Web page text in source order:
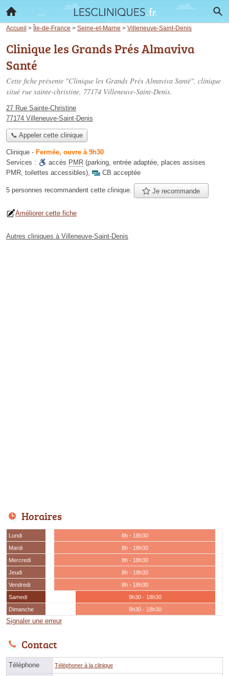
Accueil > Île-de-France > Seine-et-Marne > Villeneuve-Saint-Denis
Clinique les Grands Prés Almaviva
Santé
Cette fiche présente "Clinique les Grands Prés Almaviva Santé", clinique
situé rue sainte-christine, 77174 Villeneuve-Saint-Denis.
27 Rue Sainte-Christine
77174 Villeneuve-Saint-Denis
📞 Appeler cette clinique
Clinique - Fermée, ouvre à 9h30
Services :
accès PMR (parking, entrée adaptée, places assises
PMR, toilettes accessibles), CB acceptée
5 personnes recommandent cette clinique. Je recommande
Améliorer cette fiche
Autres cliniques à Villeneuve-Saint-Denis
Horaires
Lundi
8h - 18h30
Mardi
8h - 18h30
Mercredi
8h - 18h30
Jeudi
8h - 18h30
Vendredi
8h - 18h30
Samedi
9h30 - 18h30
Dimanche
9h30 - 18h30
Signaler une erreur
Contact
Téléphone Téléphoner à la clinique